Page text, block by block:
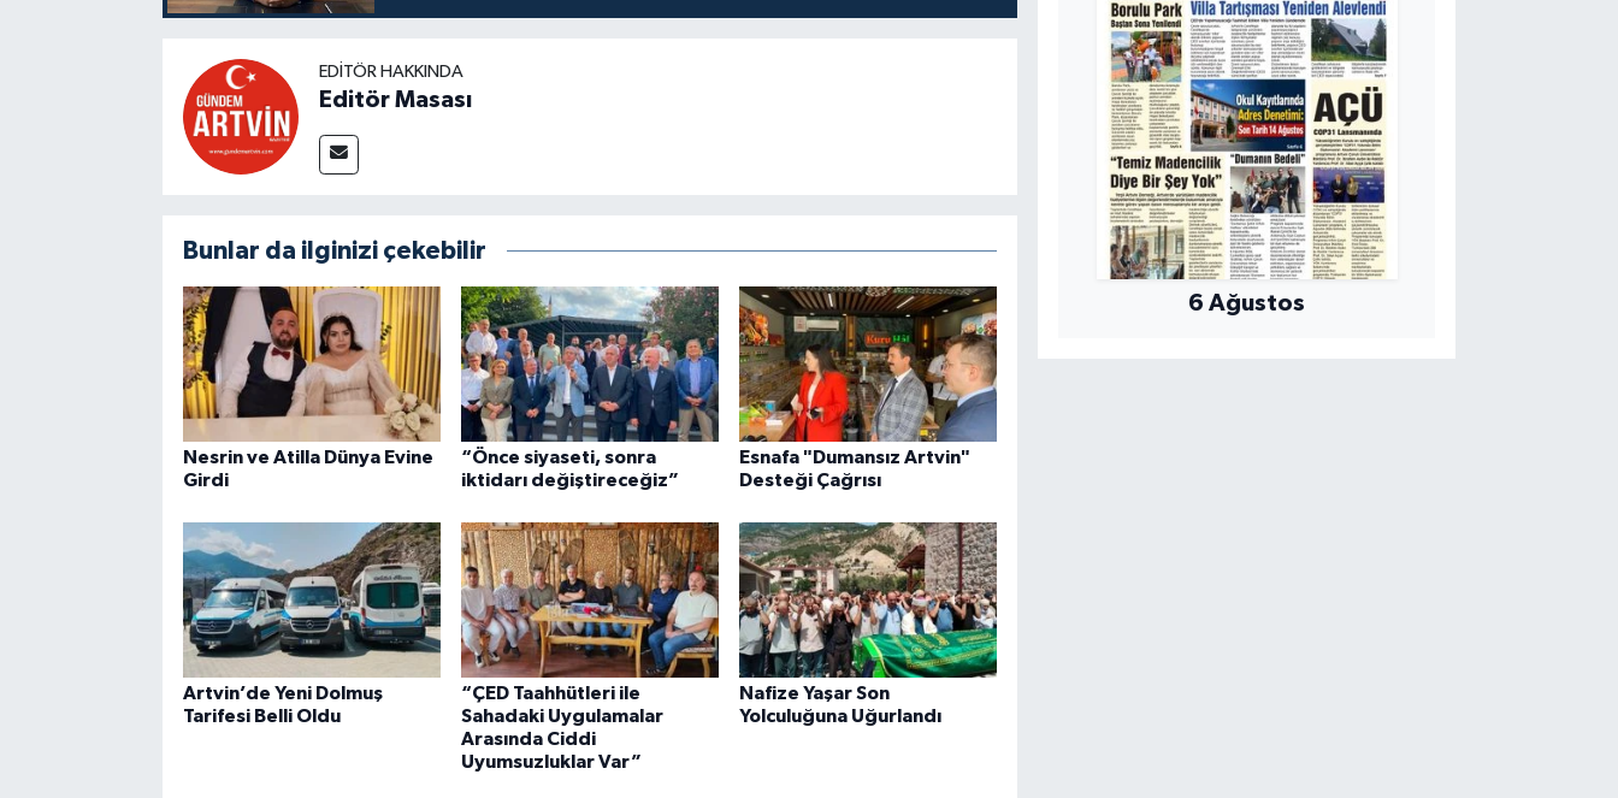
EDITÖR HAKKINDA
Editör Masası
Bunlar da ilginizi çekebilir
Nesrin ve Atilla Dünya Evine
Girdi
“Önce siyaseti, sonra
iktidarı değiştireceğiz”
Esnafa "Dumansız Artvin"
Desteği Çağrısı
Artvin’de Yeni Dolmuş
Tarifesi Belli Oldu
“ÇED Taahhütleri ile
Sahadaki Uygulamalar
Arasında Ciddi
Uyumsuzluklar Var”
Nafize Yaşar Son
Yolculuğuna Uğurlandı
6 Ağustos